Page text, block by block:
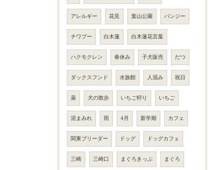
アレルギー 花見 葉山公園 パンジー
チワプー 白木蓮 白木蓮花言葉
ハクモクレン 春休み 子犬販売 だつ
ダックスフンド 水族館 人混み 祝日
薬 犬の散歩 いちご狩り いちご
泥まみれ 雨 4月 新学期 カフェ
関東ブリーダー ドッグ ドッグカフェ
三崎 三崎口 まぐろきっぷ まぐろ